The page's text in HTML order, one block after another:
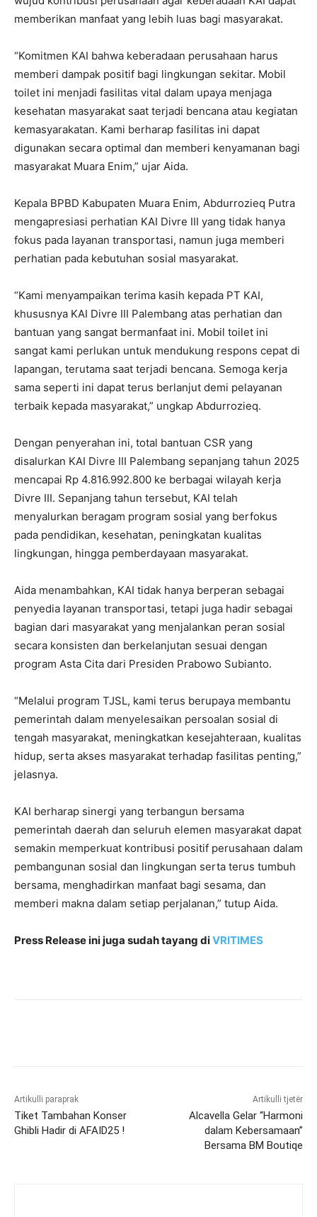
memberikan manfaat yang lebih luas bagi masyarakat.
“Komitmen KAI bahwa keberadaan perusahaan harus
memberi dampak positif bagi lingkungan sekitar. Mobil
toilet ini menjadi fasilitas vital dalam upaya menjaga
kesehatan masyarakat saat terjadi bencana atau kegiatan
kemasyarakatan. Kami berharap fasilitas ini dapat
digunakan secara optimal dan memberi kenyamanan bagi
masyarakat Muara Enim,” ujar Aida.
Kepala BPBD Kabupaten Muara Enim, Abdurrozieq Putra
mengapresiasi perhatian KAI Divre III yang tidak hanya
fokus pada layanan transportasi, namun juga memberi
perhatian pada kebutuhan sosial masyarakat.
“Kami menyampaikan terima kasih kepada PT KAI,
khususnya KAI Divre III Palembang atas perhatian dan
bantuan yang sangat bermanfaat ini. Mobil toilet ini
sangat kami perlukan untuk mendukung respons cepat di
lapangan, terutama saat terjadi bencana. Semoga kerja
sama seperti ini dapat terus berlanjut demi pelayanan
terbaik kepada masyarakat,” ungkap Abdurrozieq.
Dengan penyerahan ini, total bantuan CSR yang
disalurkan KAI Divre III Palembang sepanjang tahun 2025
mencapai Rp 4.816.992.800 ke berbagai wilayah kerja
Divre III. Sepanjang tahun tersebut, KAI telah
menyalurkan beragam program sosial yang berfokus
pada pendidikan, kesehatan, peningkatan kualitas
lingkungan, hingga pemberdayaan masyarakat.
Aida menambahkan, KAI tidak hanya berperan sebagai
penyedia layanan transportasi, tetapi juga hadir sebagai
bagian dari masyarakat yang menjalankan peran sosial
secara konsisten dan berkelanjutan sesuai dengan
program Asta Cita dari Presiden Prabowo Subianto.
“Melalui program TJSL, kami terus berupaya membantu
pemerintah dalam menyelesaikan persoalan sosial di
tengah masyarakat, meningkatkan kesejahteraan, kualitas
hidup, serta akses masyarakat terhadap fasilitas penting,”
jelasnya.
KAI berharap sinergi yang terbangun bersama
pemerintah daerah dan seluruh elemen masyarakat dapat
semakin memperkuat kontribusi positif perusahaan dalam
pembangunan sosial dan lingkungan serta terus tumbuh
bersama, menghadirkan manfaat bagi sesama, dan
memberi makna dalam setiap perjalanan,” tutup Aida.
Press Release ini juga sudah tayang diVRITIMES
Artikulli paraprak
Tiket Tambahan Konser
Ghibli Hadir di AFAID25 !
Artikulli tjetër
Alcavella Gelar “Harmoni
dalam Kebersamaan”
Bersama BM Boutiqe